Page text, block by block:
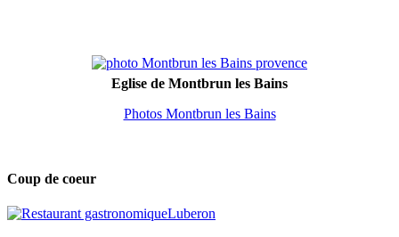
Eglise de Montbrun les Bains
Photos Montbrun les Bains
Coup de coeur